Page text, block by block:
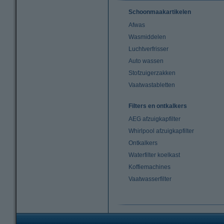
Schoonmaakartikelen
Afwas
Wasmiddelen
Luchtverfrisser
Auto wassen
Stofzuigerzakken
Vaatwastabletten
Filters en ontkalkers
AEG afzuigkapfilter
Whirlpool afzuigkapfilter
Ontkalkers
Waterfilter koelkast
Koffiemachines
Vaatwasserfilter